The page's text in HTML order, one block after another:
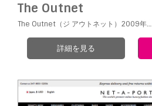
The Outnet
The Outnet（ジ アウトネット）2009年…
詳細を見る